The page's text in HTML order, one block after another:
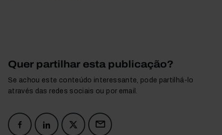
Quer partilhar esta publicação?
Se achou este conteúdo interessante, pode partilhá-lo
através das redes sociais ou por email.